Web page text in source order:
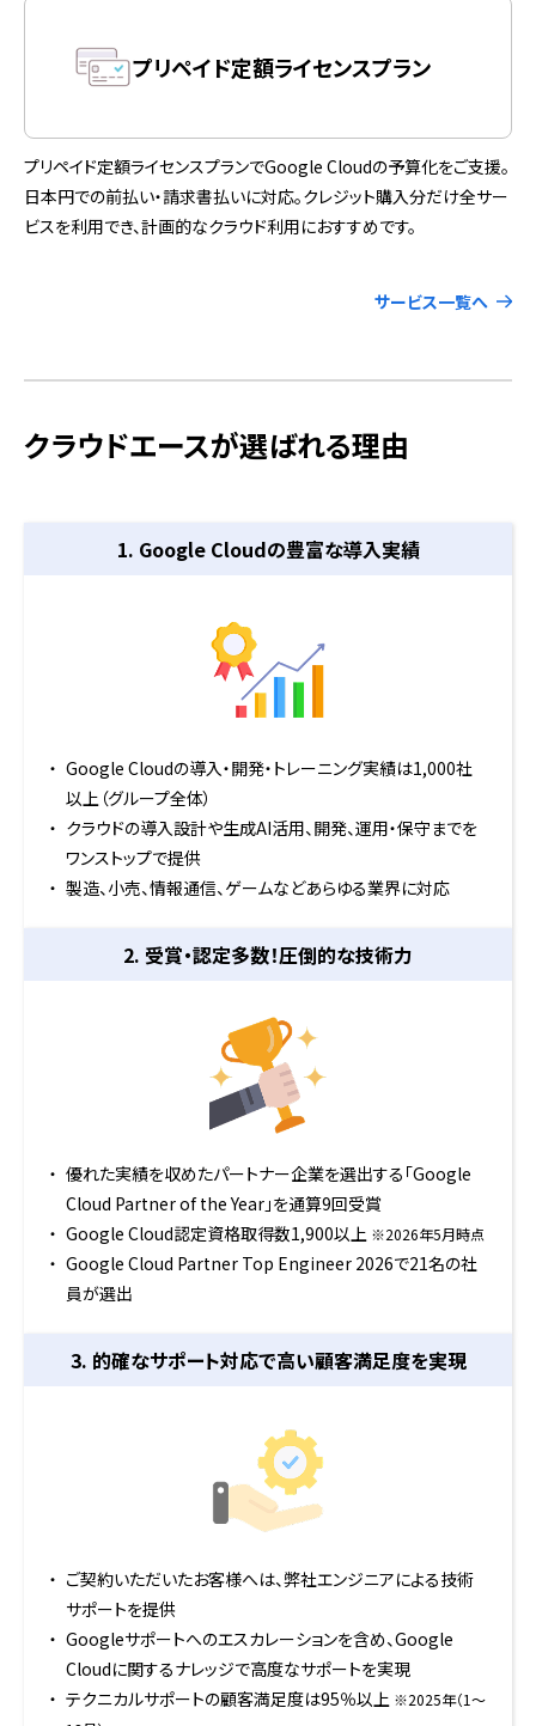
プリペイド定額ライセンスプラン
プリペイド定額ライセンスプランでGoogle Cloudの予算化をご支援。
日本円での前払い・請求書払いに対応。クレジット購入分だけ全サー
ビスを利用でき、計画的なクラウド利用におすすめです。
サービス一覧へ
クラウドエースが選ばれる理由
1. Google Cloudの豊富な導入実績
Google Cloudの導入・開発・トレーニング実績は1,000社
以上（グループ全体）
クラウドの導入設計や生成AI活用、開発、運用・保守までを
ワンストップで提供
製造、小売、情報通信、ゲームなどあらゆる業界に対応
2. 受賞・認定多数！圧倒的な技術力
優れた実績を収めたパートナー企業を選出する「Google
Cloud Partner of the Year」を通算9回受賞
Google Cloud認定資格取得数1,900以上 ※2026年5月時点
Google Cloud Partner Top Engineer 2026で21名の社
員が選出
3. 的確なサポート対応で高い顧客満足度を実現
ご契約いただいたお客様へは、弊社エンジニアによる技術
サポートを提供
Googleサポートへのエスカレーションを含め、Google
Cloudに関するナレッジで高度なサポートを実現
テクニカルサポートの顧客満足度は95％以上 ※2025年（1〜